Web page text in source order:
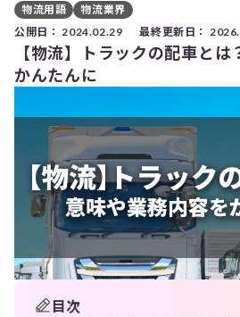
物流用語
物流業界
公開日： 2024.02.29 最終更新日：
【物流】トラックの配車と
かんたんに
目次